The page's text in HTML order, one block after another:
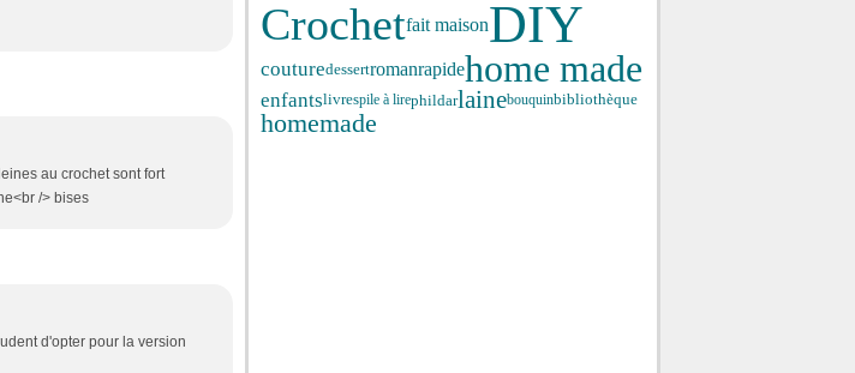
au crochet sont fort
/> bises
d'opter pour la version
Crochetfait maisonDIY
couturedessertromanrapidehome made
enfantslivrespile à lirephildarlainebouquinbibliothèque
homemade